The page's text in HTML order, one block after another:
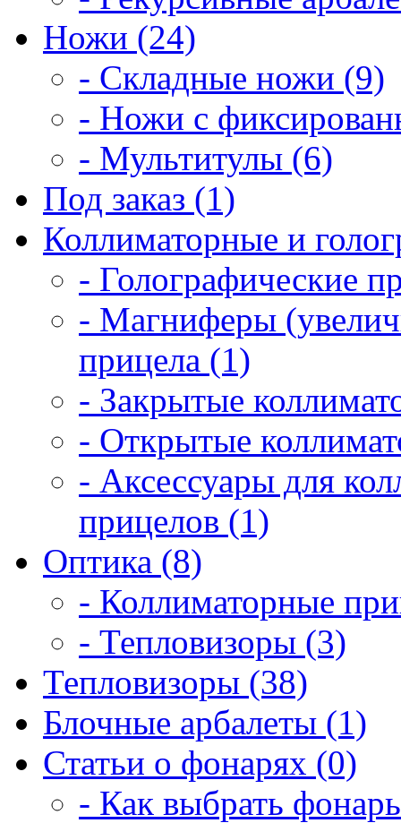
Ножи (24)
- Складные ножи (9)
- Ножи с
- Мультитулы (6)
Под заказ (1)
Коллиматорные и
- Голографические
- Магниферы
прицела (1)
- Закрытые
- Открытые
- Аксессуары для
прицелов (1)
Оптика (8)
- Коллиматорные
- Тепловизоры (3)
Тепловизоры (38)
Блочные арбалеты (1)
Статьи о фонарях (0)
- Как выбрать